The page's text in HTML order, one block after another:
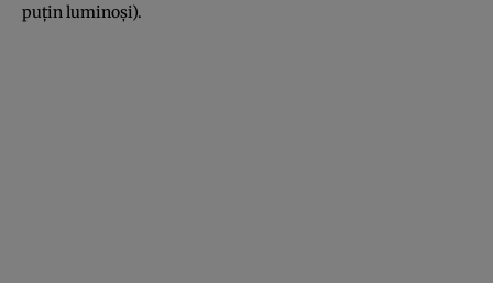
puțin luminoși).